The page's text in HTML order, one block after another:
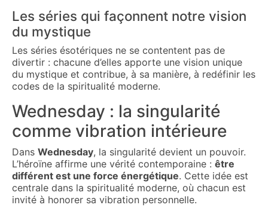
Les séries qui façonnent notre vision
du mystique
Les séries ésotériques ne se contentent pas de
divertir : chacune d’elles apporte une vision unique
du mystique et contribue, à sa manière, à redéfinir les
codes de la spiritualité moderne.
Wednesday : la singularité
comme vibration intérieure
Dans Wednesday, la singularité devient un pouvoir.
L’héroïne affirme une vérité contemporaine : être
différent est une force énergétique. Cette idée est
centrale dans la spiritualité moderne, où chacun est
invité à honorer sa vibration personnelle.